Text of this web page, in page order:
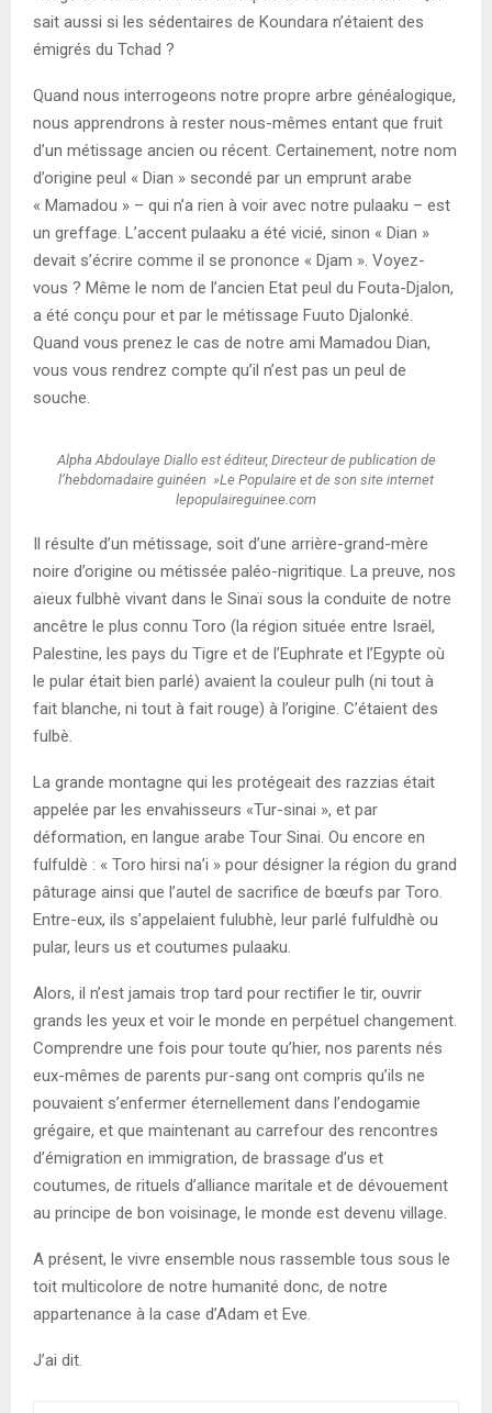
sait aussi si les sédentaires de Koundara n’étaient des
émigrés du Tchad ?
Quand nous interrogeons notre propre arbre généalogique,
nous apprendrons à rester nous-mêmes entant que fruit
d’un métissage ancien ou récent. Certainement, notre nom
d’origine peul « Dian » secondé par un emprunt arabe
« Mamadou » – qui n’a rien à voir avec notre pulaaku – est
un greffage. L’accent pulaaku a été vicié, sinon « Dian »
devait s’écrire comme il se prononce « Djam ». Voyez-
vous ? Même le nom de l’ancien Etat peul du Fouta-Djalon,
a été conçu pour et par le métissage Fuuto Djalonké.
Quand vous prenez le cas de notre ami Mamadou Dian,
vous vous rendrez compte qu’il n’est pas un peul de
souche.
Alpha Abdoulaye Diallo est éditeur, Directeur de publication de
l’hebdomadaire guinéen »Le Populaire et de son site internet
lepopulaireguinee.com
Il résulte d’un métissage, soit d’une arrière-grand-mère
noire d’origine ou métissée paléo-nigritique. La preuve, nos
aïeux fulbhè vivant dans le Sinaï sous la conduite de notre
ancêtre le plus connu Toro (la région située entre Israël,
Palestine, les pays du Tigre et de l’Euphrate et l’Egypte où
le pular était bien parlé) avaient la couleur pulh (ni tout à
fait blanche, ni tout à fait rouge) à l’origine. C’étaient des
fulbè.
La grande montagne qui les protégeait des razzias était
appelée par les envahisseurs «Tur-sinai », et par
déformation, en langue arabe Tour Sinai. Ou encore en
fulfuldè : « Toro hirsi na’i » pour désigner la région du grand
pâturage ainsi que l’autel de sacrifice de bœufs par Toro.
Entre-eux, ils s’appelaient fulubhè, leur parlé fulfuldhè ou
pular, leurs us et coutumes pulaaku.
Alors, il n’est jamais trop tard pour rectifier le tir, ouvrir
grands les yeux et voir le monde en perpétuel changement.
Comprendre une fois pour toute qu’hier, nos parents nés
eux-mêmes de parents pur-sang ont compris qu’ils ne
pouvaient s’enfermer éternellement dans l’endogamie
grégaire, et que maintenant au carrefour des rencontres
d’émigration en immigration, de brassage d’us et
coutumes, de rituels d’alliance maritale et de dévouement
au principe de bon voisinage, le monde est devenu village.
A présent, le vivre ensemble nous rassemble tous sous le
toit multicolore de notre humanité donc, de notre
appartenance à la case d’Adam et Eve.
J’ai dit.